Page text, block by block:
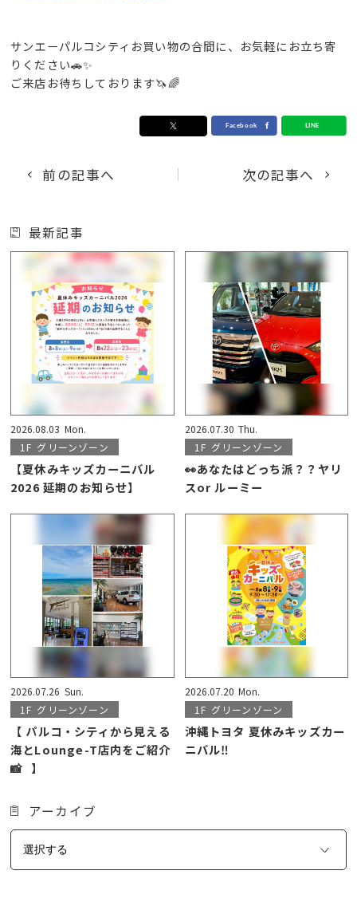
サンエーパルコシティお買い物の合間に、お気軽にお立ち寄
りください🚗✨
ご来店お待ちしております🦄🌈
前の記事へ 次の記事へ
最新記事
2026.08.03 Mon.
1F グリーンゾーン
【夏休みキッズカーニバル
2026 延期のお知らせ】
2026.07.30 Thu.
1F グリーンゾーン
👀あなたはどっち派？？ヤリ
スor ルーミー
2026.07.26 Sun.
1F グリーンゾーン
【 パルコ・シティから見える
海とLounge-T店内をご紹介
📸⠀】
2026.07.20 Mon.
1F グリーンゾーン
沖縄トヨタ 夏休みキッズカー
ニバル‼️
アーカイブ